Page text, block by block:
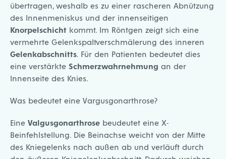
übertragen, weshalb es zu einer rascheren Abnützung
des Innenmeniskus und der innenseitigen
Knorpelschicht kommt. Im Röntgen zeigt sich eine
vermehrte Gelenkspaltverschmälerung des inneren
Gelenkabschnitts. Für den Patienten bedeutet dies
eine verstärkte Schmerzwahrnehmung an der
Innenseite des Knies.
Was bedeutet eine Vargusgonarthrose?
Eine Valgusgonarthrose beudeutet eine X-
Beinfehlstellung. Die Beinachse weicht von der Mitte
des Kniegelenks nach außen ab und verläuft durch